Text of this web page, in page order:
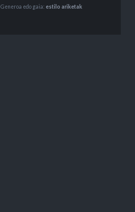
Generoa edo gaia: estilo ariketak